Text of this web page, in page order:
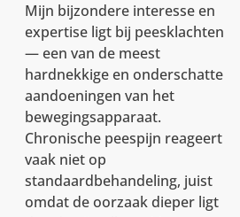
Mijn bijzondere interesse en
expertise ligt bij peesklachten
— een van de meest
hardnekkige en onderschatte
aandoeningen van het
bewegingsapparaat.
Chronische peespijn reageert
vaak niet op
standaardbehandeling, juist
omdat de oorzaak dieper ligt